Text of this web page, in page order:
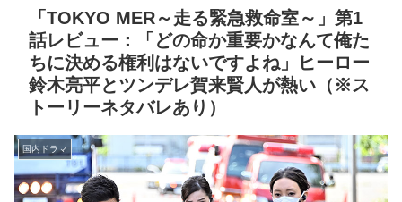
「TOKYO MER～走る緊急救命室～」第1
話レビュー：「どの命か重要かなんて俺た
ちに決める権利はないですよね」ヒーロー
鈴木亮平とツンデレ賀来賢人が熱い（※ス
トーリーネタバレあり）
国内ドラマ